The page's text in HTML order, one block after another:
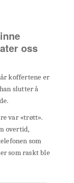
oss
koffertene er
slutter å
var «trøtt».
overtid,
som
som raskt ble